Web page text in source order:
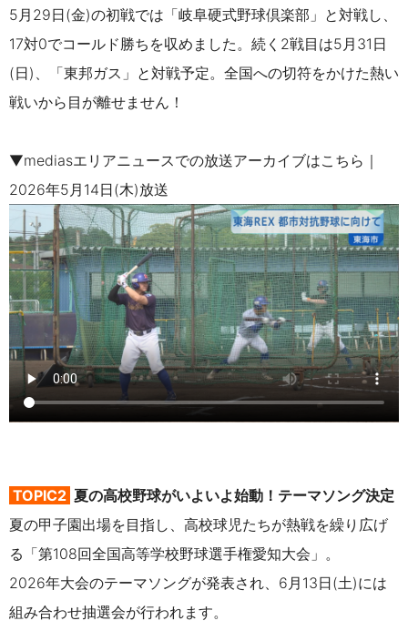
5月29日(金)の初戦では「岐阜硬式野球倶楽部 」と対戦し、
17対0でコールド勝ちを収めました。続く2戦目は5月31日
(日)、「東邦ガス」と対戦予定。全国への切符をかけた熱い
戦いから目が離せません！
▼mediasエリアニュースでの放送アーカイブはこちら｜
2026年5月14日(木)放送
TOPIC2 夏の高校野球がいよいよ始動！テーマソング決定
夏の甲子園出場を目指し、高校球児たちが熱戦を繰り広げ
る「第108回全国高等学校野球選手権愛知大会」。
2026年大会のテーマソングが発表され、6月13日(土)には
組み合わせ抽選会が行われます。